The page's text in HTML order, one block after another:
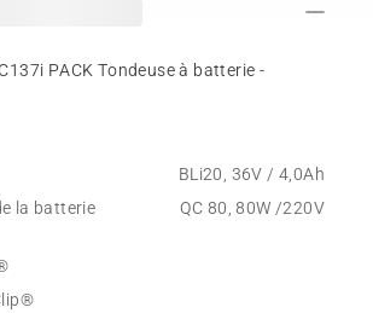
PACK Tondeuse à batterie -
BLi20, 36V / 4,0Ah
la batterie
QC 80, 80W /220V